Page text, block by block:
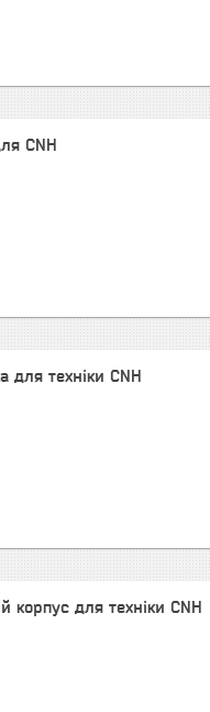
CNH
для техніки CNH
корпус для техніки CNH